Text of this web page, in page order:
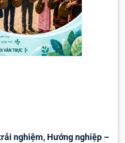
nghiệm, Hướng nghiệp –